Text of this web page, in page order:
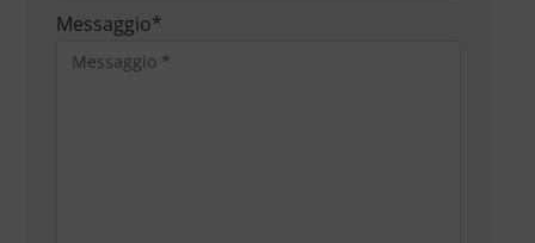
Messaggio*